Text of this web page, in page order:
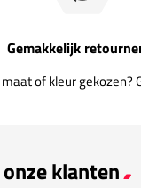
Gemakkelijk
of kleur gekozen?
klanten